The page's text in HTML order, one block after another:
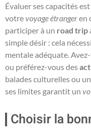
Évaluer ses capacités
votrevoyage étrangeren
participer à un road trip
simple désir : cela
mentale adéquate.
ou préférez-vous des
balades culturelles ou
ses limites garantit un
Choisir la